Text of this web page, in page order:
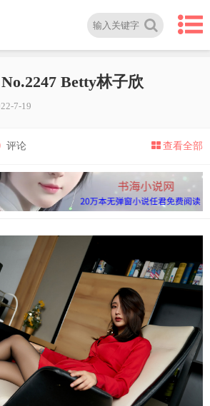
Betty林子欣
7-19
评论 查看全部